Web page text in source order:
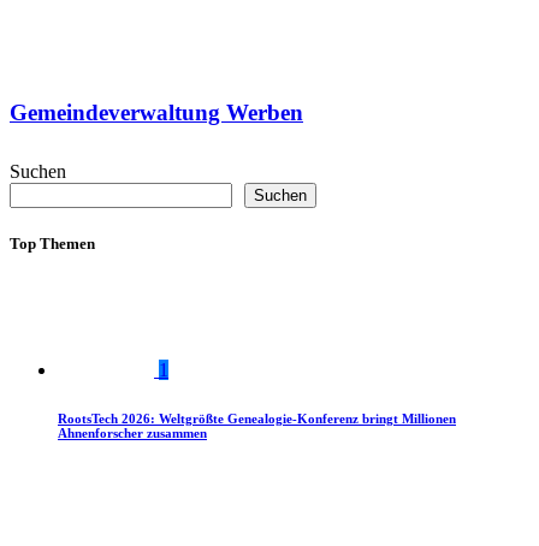
Gemeindeverwaltung Werben
Suchen
Suchen
Top Themen
1
RootsTech 2026: Weltgrößte Genealogie-Konferenz bringt Millionen
Ahnenforscher zusammen